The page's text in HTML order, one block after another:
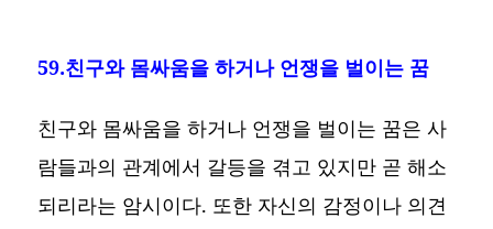
59.친구와 몸싸움을 하거나 언쟁을 벌이는 꿈
친구와 몸싸움을 하거나 언쟁을 벌이는 꿈은 사
람들과의 관계에서 갈등을 겪고 있지만 곧 해소
되리라는 암시이다. 또한 자신의 감정이나 의견